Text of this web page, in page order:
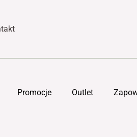
Promocje Outlet